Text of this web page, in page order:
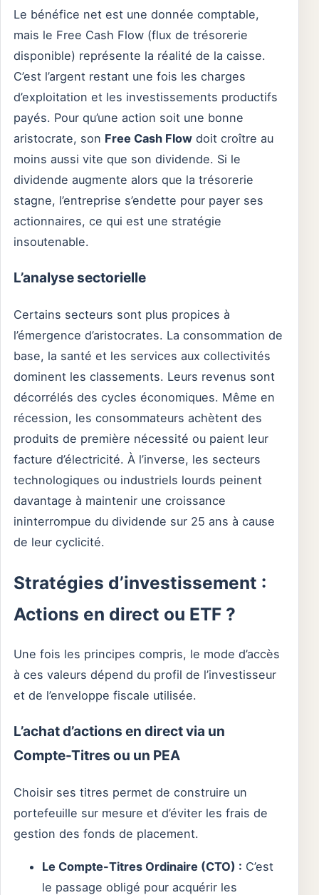
Le bénéfice net est une donnée comptable,
mais le Free Cash Flow (flux de trésorerie
disponible) représente la réalité de la caisse.
C’est l’argent restant une fois les charges
d’exploitation et les investissements productifs
payés. Pour qu’une action soit une bonne
aristocrate, son Free Cash Flow doit croître au
moins aussi vite que son dividende. Si le
dividende augmente alors que la trésorerie
stagne, l’entreprise s’endette pour payer ses
actionnaires, ce qui est une stratégie
insoutenable.
L’analyse sectorielle
Certains secteurs sont plus propices à
l’émergence d’aristocrates. La consommation de
base, la santé et les services aux collectivités
dominent les classements. Leurs revenus sont
décorrélés des cycles économiques. Même en
récession, les consommateurs achètent des
produits de première nécessité ou paient leur
facture d’électricité. À l’inverse, les secteurs
technologiques ou industriels lourds peinent
davantage à maintenir une croissance
ininterrompue du dividende sur 25 ans à cause
de leur cyclicité.
Stratégies d’investissement :
Actions en direct ou ETF ?
Une fois les principes compris, le mode d’accès
à ces valeurs dépend du profil de l’investisseur
et de l’enveloppe fiscale utilisée.
L’achat d’actions en direct via un
Compte-Titres ou un PEA
Choisir ses titres permet de construire un
portefeuille sur mesure et d’éviter les frais de
gestion des fonds de placement.
Le Compte-Titres Ordinaire (CTO) : C’est
le passage obligé pour acquérir les